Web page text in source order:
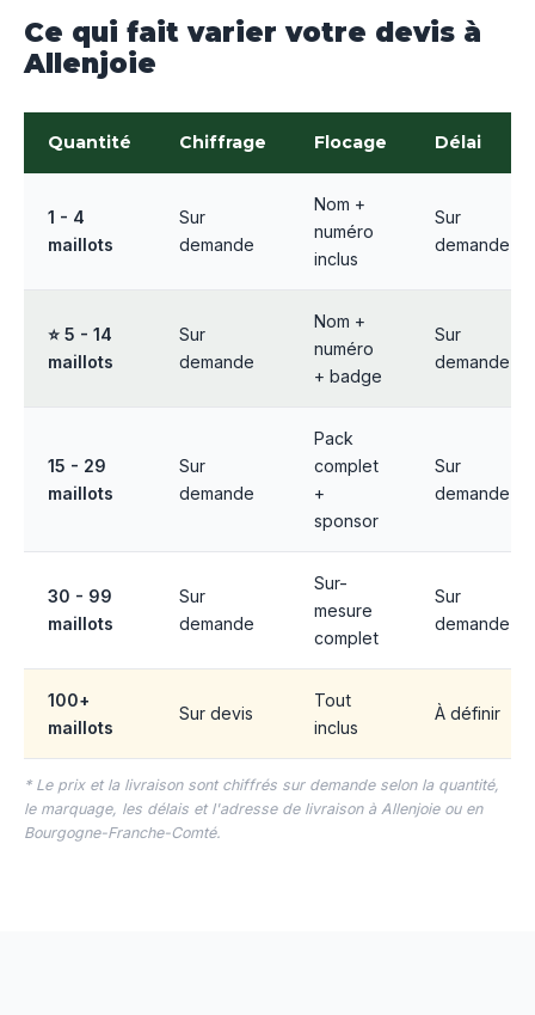
Ce qui fait varier votre devis à
Allenjoie
Quantité Chiffrage Flocage Délai
1 - 4
maillots
Sur
demande
Nom +
numéro
inclus
Sur
demande
⭐ 5 - 14
maillots
Sur
demande
Nom +
numéro
+ badge
Sur
demande
15 - 29
maillots
Sur
demande
Pack
complet
+
sponsor
Sur
demande
30 - 99
maillots
Sur
demande
Sur-
mesure
complet
Sur
demande
100+
maillots
Sur devis
Tout
inclus
À définir
* Le prix et la livraison sont chiffrés sur demande selon la quantité,
le marquage, les délais et l'adresse de livraison à Allenjoie ou en
Bourgogne-Franche-Comté.